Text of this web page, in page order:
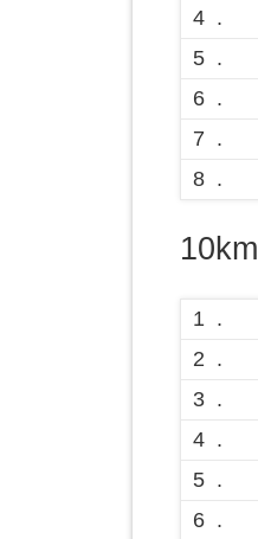
4 .
5 .
6 .
7 .
8 .
10km
1 .
2 .
3 .
4 .
5 .
6 .